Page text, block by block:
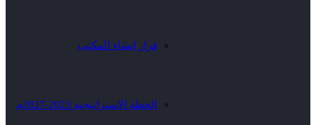
قرار إنشاء المكتب
الخطة الاستراتيجية 2023-2027م